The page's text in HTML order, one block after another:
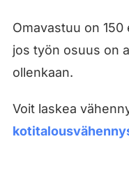
Omavastuu on
jos työn osuus on
ollenkaan.
Voit laskea